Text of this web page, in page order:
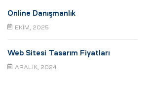
Online Danışmanlık
EKIM, 2025
Web Sitesi Tasarım Fiyatları
ARALIK, 2024